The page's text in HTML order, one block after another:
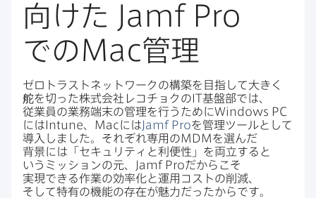
向けた
Jamf Pro
でのMac管理
ゼロトラストネットワークの​構築を​目指して​大きく​
舵を​切った​株式会社レコチョクの IT基盤部では、​
従業員の​業務端末の​管理を​行う​ためにWindows PC
には Intune、 Macには Jamf Proを​管理ツールと​して​
導入しました。​それぞれ専用のMDMを​選んだ​
背景には​「セキュリティと​利便性」を​両立すると​
いう​ミッションの​元、
Jamf Proだから​こそ​
実現できる​作業の​効率化と​運用コストの​削減、​
そして​特有の​機能の​存在が​魅力だったからです。